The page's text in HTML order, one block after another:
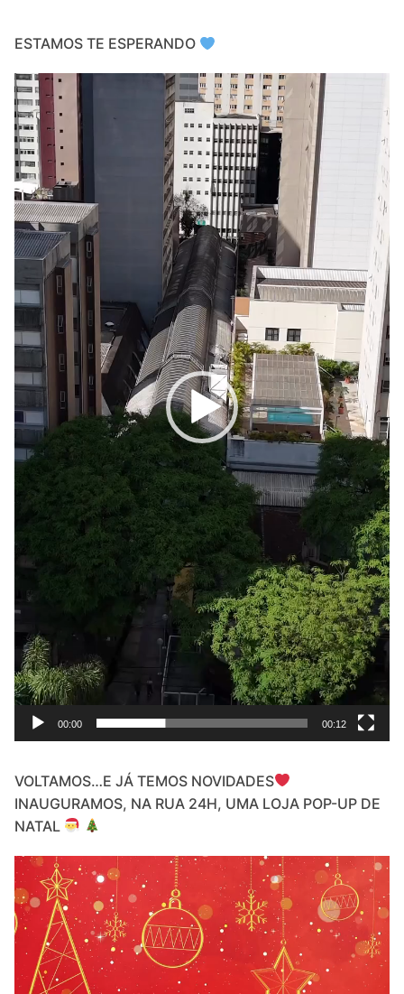
ESTAMOS TE ESPERANDO
Video
Player
00:00 00:12
VOLTAMOS…E JÁ TEMOS NOVIDADES
INAUGURAMOS, NA RUA 24H, UMA LOJA POP-UP DE
NATAL
Video
Player